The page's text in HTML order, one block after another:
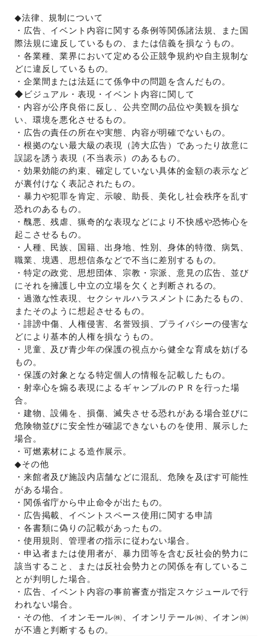
◆法律、規制について
・広告、イベント内容に関する条例等関係諸法規、また国
際法規に違反しているもの、または信義を損なうもの。
・各業種、業界において定める公正競争規約や自主規制な
どに違反しているもの。
・企業間または法廷にて係争中の問題を含んだもの。
◆ビジュアル・表現・イベント内容に関して
・内容が公序良俗に反し、公共空間の品位や美観を損な
い、環境を悪化させるもの。
・広告の責任の所在や実態、内容が明確でないもの。
・根拠のない最大級の表現（誇大広告）であったり故意に
誤認を誘う表現（不当表示）のあるもの。
・効果効能の約束、確定していない具体的金額の表示など
が裏付けなく表記されたもの。
・暴力や犯罪を肯定、示唆、助長、美化し社会秩序を乱す
恐れのあるもの。
・醜悪、残虐、猟奇的な表現などにより不快感や恐怖心を
起こさせるもの。
・人種、民族、国籍、出身地、性別、身体的特徴、病気、
職業、境遇、思想信条などで不当に差別するもの。
・特定の政党、思想団体、宗教・宗派、意見の広告、並び
にそれを擁護し中立の立場を欠くと判断されるの。
・過激な性表現、セクシャルハラスメントにあたるもの、
またそのように想起させるもの。
・誹謗中傷、人権侵害、名誉毀損、プライバシーの侵害な
どにより基本的人権を損なうもの。
・児童、及び青少年の保護の視点から健全な育成を妨げる
もの。
・保護の対象となる特定個人の情報を記載したもの。
・射幸心を煽る表現によるギャンブルのＰＲを行った場
合。
・建物、設備を、損傷、滅失させる恐れがある場合並びに
危険物並びに安全性が確認できないものを使用、展示した
場合。
・可燃素材による造作展示。
◆その他
・来館者及び施設内店舗などに混乱、危険を及ぼす可能性
がある場合。
・関係省庁から中止命令が出たもの。
・広告掲載、イベントスペース使用に関する申請
・各書類に偽りの記載があったもの。
・使用規則、管理者の指示に従わない場合。
・申込者または使用者が、暴力団等を含む反社会的勢力に
該当すること、または反社会勢力との関係を有しているこ
とが判明した場合。
・広告、イベント内容の事前審査が指定スケジュールで行
われない場合。
・その他、イオンモール㈱、イオンリテール㈱、イオン㈱
が不適と判断するもの。